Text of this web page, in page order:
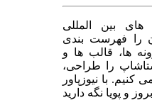
بین المللی
را فهرست بندی
ها، قالب ها و
را طراحی،
با نیوزپاور